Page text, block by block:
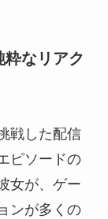
なリアク
戦した配信
ピソードの
女が、ゲー
ンが多くの